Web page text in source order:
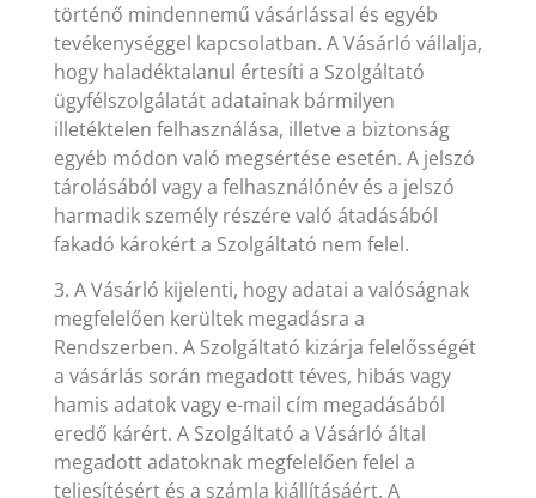
történő mindennemű vásárlással és egyéb
tevékenységgel kapcsolatban. A Vásárló vállalja,
hogy haladéktalanul értesíti a Szolgáltató
ügyfélszolgálatát adatainak bármilyen
illetéktelen felhasználása, illetve a biztonság
egyéb módon való megsértése esetén. A jelszó
tárolásából vagy a felhasználónév és a jelszó
harmadik személy részére való átadásából
fakadó károkért a Szolgáltató nem felel.
3. A Vásárló kijelenti, hogy adatai a valóságnak
megfelelően kerültek megadásra a
Rendszerben. A Szolgáltató kizárja felelősségét
a vásárlás során megadott téves, hibás vagy
hamis adatok vagy e-mail cím megadásából
eredő kárért. A Szolgáltató a Vásárló által
megadott adatoknak megfelelően felel a
teljesítésért és a számla kiállításáért. A